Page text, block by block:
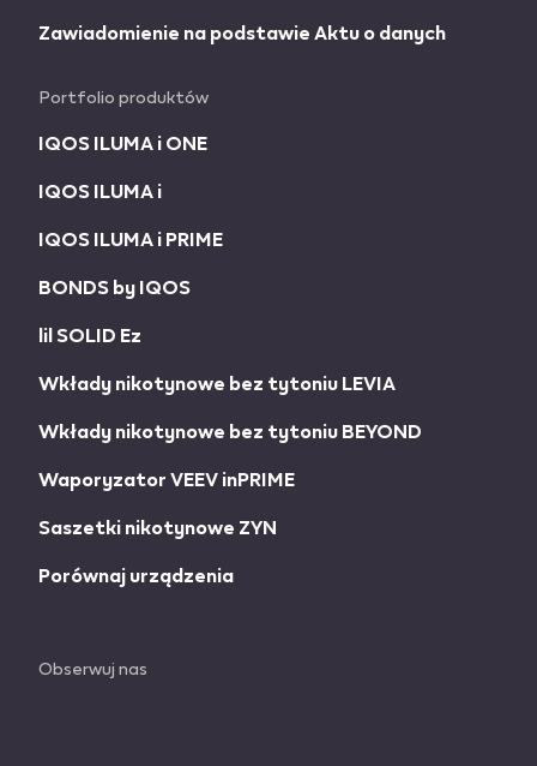
Zawiadomienie na podstawie Aktu o danych
Portfolio produktów
IQOS ILUMA i ONE
IQOS ILUMA i
IQOS ILUMA i PRIME
BONDS by IQOS
lil SOLID Ez
Wkłady nikotynowe bez tytoniu LEVIA
Wkłady nikotynowe bez tytoniu BEYOND
Waporyzator VEEV inPRIME
Saszetki nikotynowe ZYN
Porównaj urządzenia
Obserwuj nas